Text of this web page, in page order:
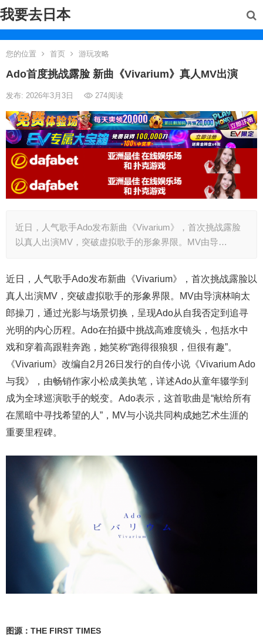
我要去日本
您的位置 首页 游玩攻略
Ado首度挑战露脸 新曲《Vivarium》真人MV出演
发布: 2026年3月3日 274阅读
近日，人气歌手Ado发布新曲《Vivarium》，首次挑战露脸
以真人出演MV，突破虚拟歌手的形象界限。MV由导…
近日，人气歌手Ado发布新曲《Vivarium》，首次挑战露脸以
真人出演MV，突破虚拟歌手的形象界限。MV由导演林响太
郎操刀，通过光影与场景切换，呈现Ado从自我否定到追寻
光明的内心历程。Ado在拍摄中挑战高难度镜头，包括水中
戏和穿着高跟鞋奔跑，她笑称“跑得很狼狈，但很有趣”。
《Vivarium》改编自2月26日发行的自传小说《Vivarium Ado
与我》，由畅销作家小松成美执笔，详述Ado从童年辍学到
成为全球巡演歌手的蜕变。Ado表示，这首歌曲是“献给所有
在黑暗中寻找希望的人”，MV与小说共同构成她艺术生涯的
重要里程碑。
图源：THE FIRST TIMES